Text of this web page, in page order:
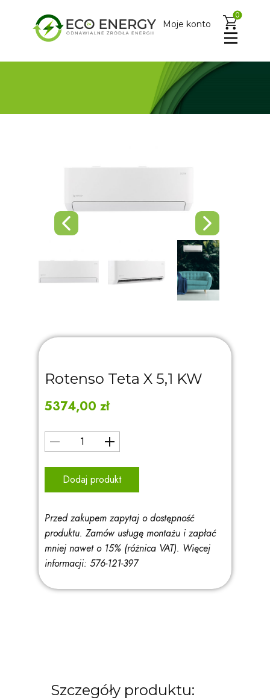
0
Moje konto
Rotenso Teta X 5,1 KW
5374,00 zł
Dodaj produkt
Przed zakupem zapytaj o dostępność
produktu. Zamów usługę montażu i zapłać
mniej nawet o 15% (różnica VAT). Więcej
informacji: 576-121-397
Szczegóły produktu: